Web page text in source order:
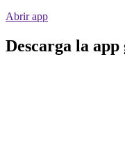
Abrir app
Descarga la